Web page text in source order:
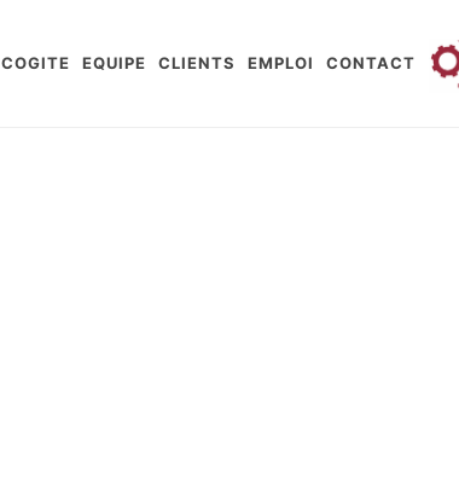
COGITE EQUIPE CLIENTS EMPLOI CONTACT